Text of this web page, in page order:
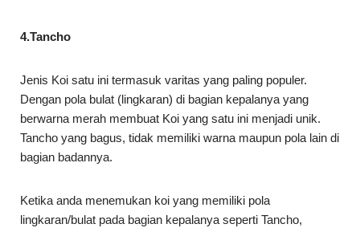
4.Tancho
Jenis Koi satu ini termasuk varitas yang paling populer.
Dengan pola bulat (lingkaran) di bagian kepalanya yang
berwarna merah membuat Koi yang satu ini menjadi unik.
Tancho yang bagus, tidak memiliki warna maupun pola lain di
bagian badannya.
Ketika anda menemukan koi yang memiliki pola
lingkaran/bulat pada bagian kepalanya seperti Tancho,